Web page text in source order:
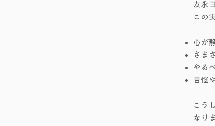
友永
この
心が
さま
やる
苦悩
こう
なり